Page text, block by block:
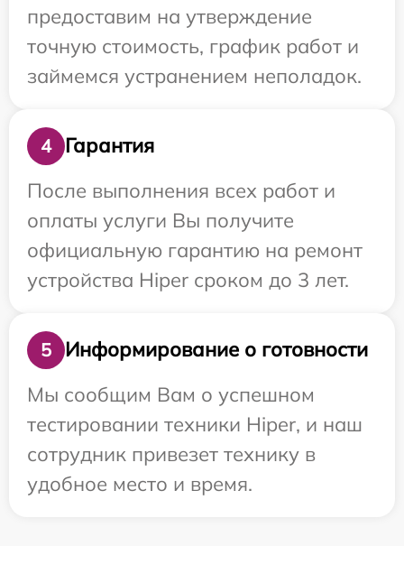
предоставим на утверждение
точную стоимость, график работ и
займемся устранением неполадок.
4
Гарантия
После выполнения всех работ и
оплаты услуги Вы получите
официальную гарантию на ремонт
устройства Hiper сроком до 3 лет.
5
Информирование о готовности
Мы сообщим Вам о успешном
тестировании техники Hiper, и наш
сотрудник привезет технику в
удобное место и время.